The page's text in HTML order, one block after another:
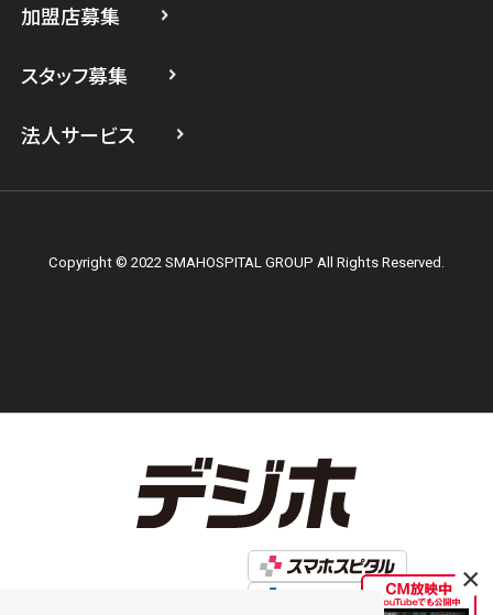
スマホスピタル テルル上大岡
加盟店募集
スタッフ募集
法人サービス
Copyright © 2022 SMAHOSPITAL GROUP All Rights Reserved.
×